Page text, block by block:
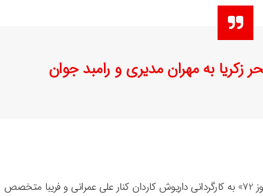
به مهران مدیری و رامبد جوان
در سال 1372 وقتی 26 ساله بود بعنوان بازیگر در مجموعه «نوروز 72» به کارگردانی داریوش کاردان کنار علی عمرانی و فریبا متخصص